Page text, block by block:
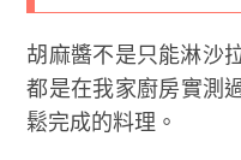
胡麻醬不是只能淋沙
都是在我家廚房實測
鬆完成的料理。